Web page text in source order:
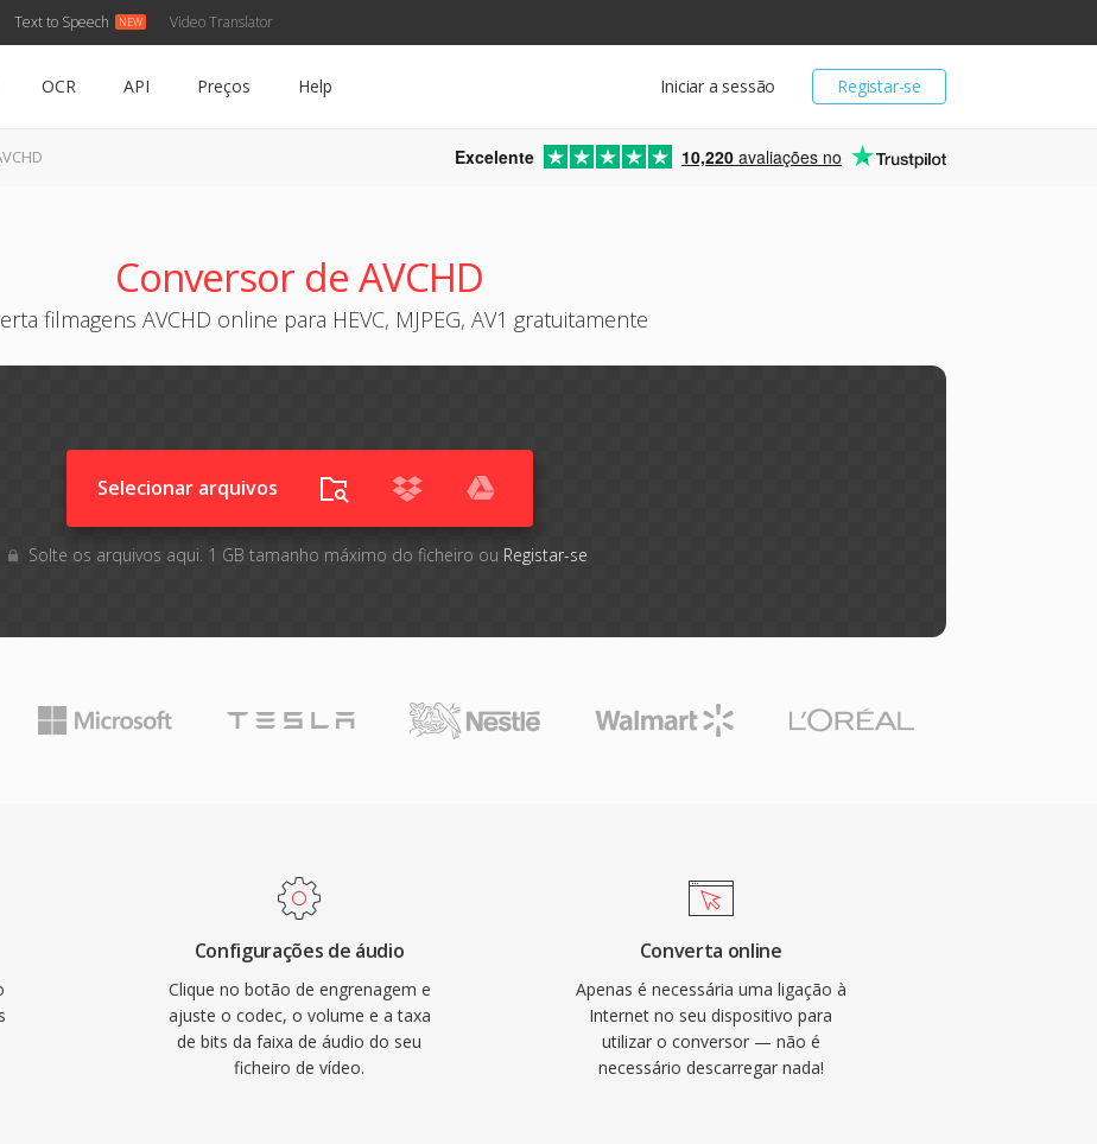
Text to Speech Video Translator
Registar-se
Iniciar a sessão
OCR API Preços Help
Excelente 10,220 avaliações no
Conversor de AVCHD
filmagens AVCHD online para HEVC, MJPEG, AV1 gratuitamente
Selecionar arquivos
Solte os arquivos aqui. 1 GB tamanho máximo do ficheiro ou Registar-se
Configurações de áudio
Clique no botão de engrenagem e
ajuste o codec, o volume e a taxa
de bits da faixa de áudio do seu
ficheiro de vídeo.
Converta online
Apenas é necessária uma ligação à
Internet no seu dispositivo para
utilizar o conversor — não é
necessário descarregar nada!